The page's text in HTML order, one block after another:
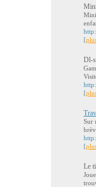
[
Dl-
[
Sur
[
Le